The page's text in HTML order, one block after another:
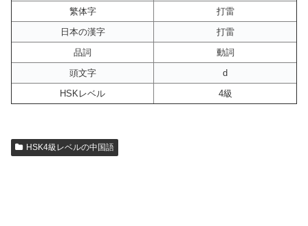
繁体字
打雷
日本の漢字
打雷
品詞
動詞
頭文字
d
HSKレベル
4級
HSK4級レベルの中国語